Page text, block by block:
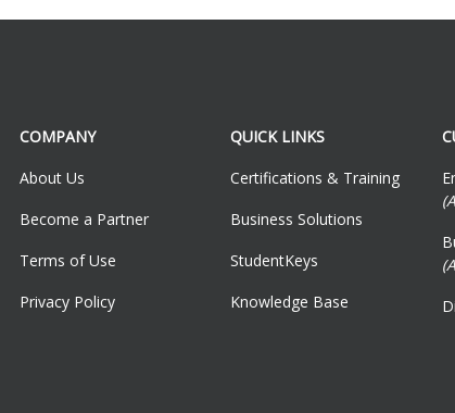
COMPANY
About Us
Become a Partner
Terms of Use
Privacy Policy
QUICK LINKS
Certifications & Training
Business Solutions
StudentKeys
Knowledge Base